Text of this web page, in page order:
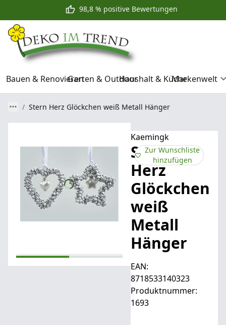
98,8 % positive Bewertungen
Bauen & RenovierenGarten & OutdoorHaushalt & KücheMarkenwelt
Stern Herz Glöckchen weiß Metall Hänger
Kaemingk
Stern
Herz
Glöckchen
weiß
Metall
Hänger
EAN:
8718533140323
Produktnummer:
1693
Zur Wunschliste
hinzufügen